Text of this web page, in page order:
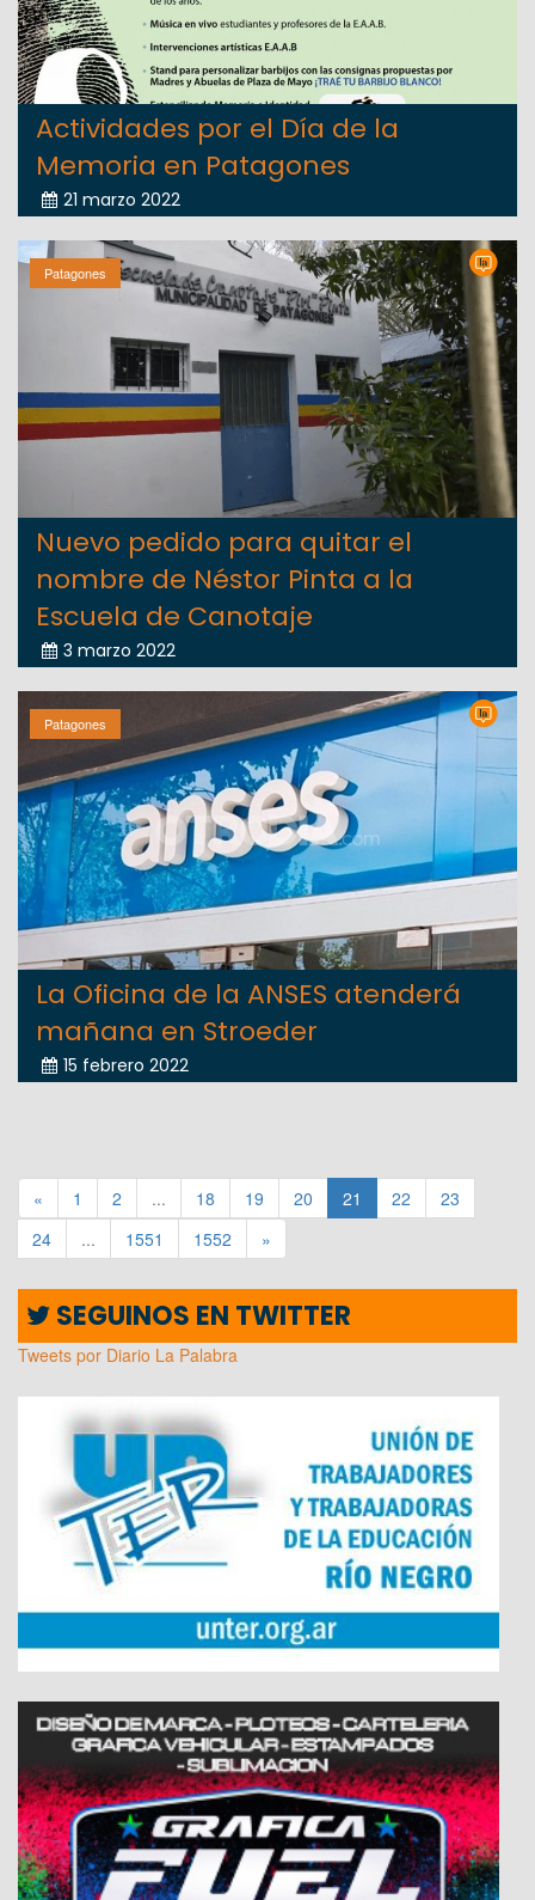
Actividades por el Día de la
Memoria en Patagones
21 marzo 2022
Patagones
Nuevo pedido para quitar el
nombre de Néstor Pinta a la
Escuela de Canotaje
3 marzo 2022
Patagones
La Oficina de la ANSES atenderá
mañana en Stroeder
15 febrero 2022
« 1 2 ... 18 19 20 21 22
23
24
... 1551 1552 »
SEGUINOS EN TWITTER
Tweets por Diario La Palabra